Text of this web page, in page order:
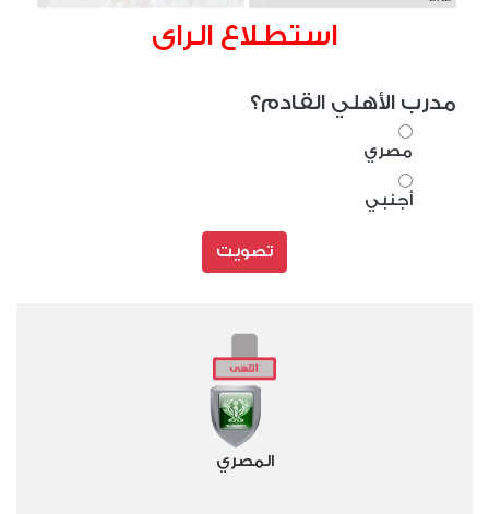
استطلاع الراى
مدرب الأهلي القادم؟
مصري
أجنبي
تصويت
المصري